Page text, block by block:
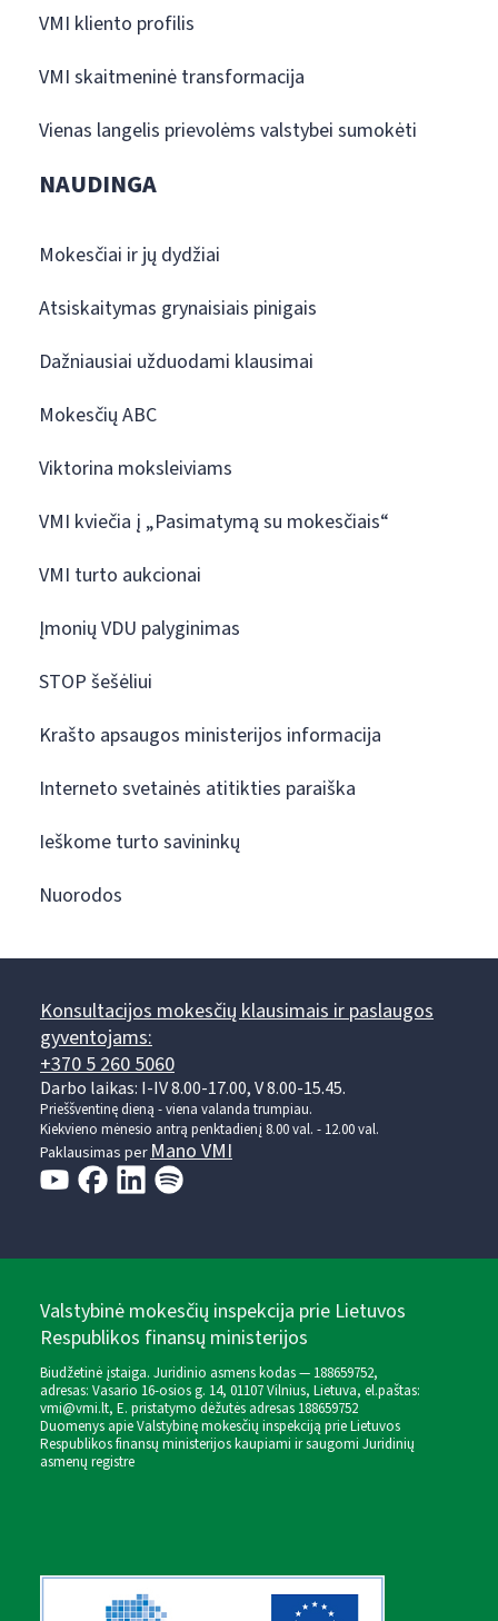
VMI kliento profilis
VMI skaitmeninė transformacija
Vienas langelis prievolėms valstybei sumokėti
NAUDINGA
Mokesčiai ir jų dydžiai
Atsiskaitymas grynaisiais pinigais
Dažniausiai užduodami klausimai
Mokesčių ABC
Viktorina moksleiviams
VMI kviečia į „Pasimatymą su mokesčiais“
VMI turto aukcionai
Įmonių VDU palyginimas
STOP šešėliui
Krašto apsaugos ministerijos informacija
Interneto svetainės atitikties paraiška
Ieškome turto savininkų
Nuorodos
Konsultacijos mokesčių klausimais ir paslaugos
gyventojams:
+370 5 260 5060
Darbo laikas: I-IV 8.00-17.00, V 8.00-15.45.
Prieššventinę dieną - viena valanda trumpiau.
Kiekvieno mėnesio antrą penktadienį 8.00 val. - 12.00 val.
Paklausimas per Mano VMI
Valstybinė mokesčių inspekcija prie Lietuvos
Respublikos finansų ministerijos
Biudžetinė įstaiga. Juridinio asmens kodas — 188659752,
adresas: Vasario 16-osios g. 14, 01107 Vilnius, Lietuva, el.paštas:
vmi@vmi.lt, E. pristatymo dėžutės adresas 188659752
Duomenys apie Valstybinę mokesčių inspekciją prie Lietuvos
Respublikos finansų ministerijos kaupiami ir saugomi Juridinių
asmenų registre